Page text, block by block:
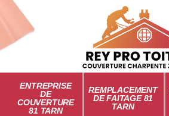
ENTREPRISE
DE
COUVERTURE
81 TARN
REMPLACEMENT
DE FAITAGE 81
TARN